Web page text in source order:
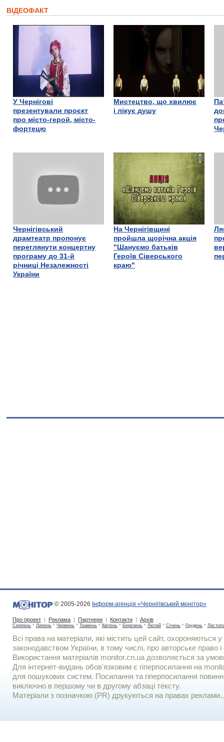
ВІДЕОФАКТ
У Чернігові
презентували проєкт
про місто-герой, місто-
фортецю
Мистецтво, що хвилює
і лікує душу
Чернігівський
драмтеатр пропонує
переглянути концертну
програму до 31-й
річниці Незалежності
України
На Чернігівщині
пройшла щорічна акція
"Шануємо батьків
Героїв Сіверського
краю"
© 2005-2026 Інформ-агенція «Чернігівський монітор»
Про проект | Реклама | Партнери | Контакти | Архів :
Серпень * Липень * Червень * Травень * Квітень * Березень * Лютий * Січень * Грудень *
Всі права на матеріали, які містить цей сайт, охороняються у
законодавством України, в тому числі, про авторське право і
Використання матерiалiв monitor.cn.ua дозволяється за
Для iнтернет-видань обов'язковим є гiперпосилання на
для пошукових систем. Посилання та гіперпосилання
виключно в першому чи в другому абзаці тексту.
Матеріали з позначкою (PR) друкуються на правах реклами..